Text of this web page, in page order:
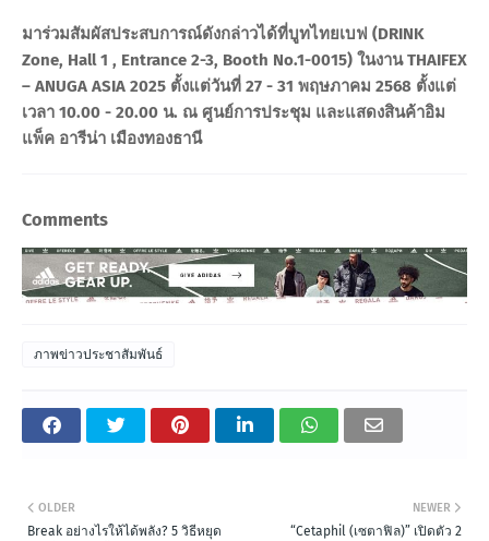
มาร่วมสัมผัสประสบการณ์ดังกล่าวได้ที่บูทไทยเบฟ (DRINK
Zone, Hall 1 , Entrance 2-3, Booth No.1-0015) ในงาน THAIFEX
– ANUGA ASIA 2025 ตั้งแต่วันที่ 27 - 31 พฤษภาคม 2568 ตั้งแต่
เวลา 10.00 - 20.00 น. ณ ศูนย์การประชุม และแสดงสินค้าอิม
แพ็ค อารีน่า เมืองทองธานี
Comments
ภาพข่าวประชาสัมพันธ์
NEWER
“Cetaphil (เซตาฟิล)” เปิดตัว 2
OLDER
Break อย่างไรให้ได้พลัง? 5 วิธีหยุด